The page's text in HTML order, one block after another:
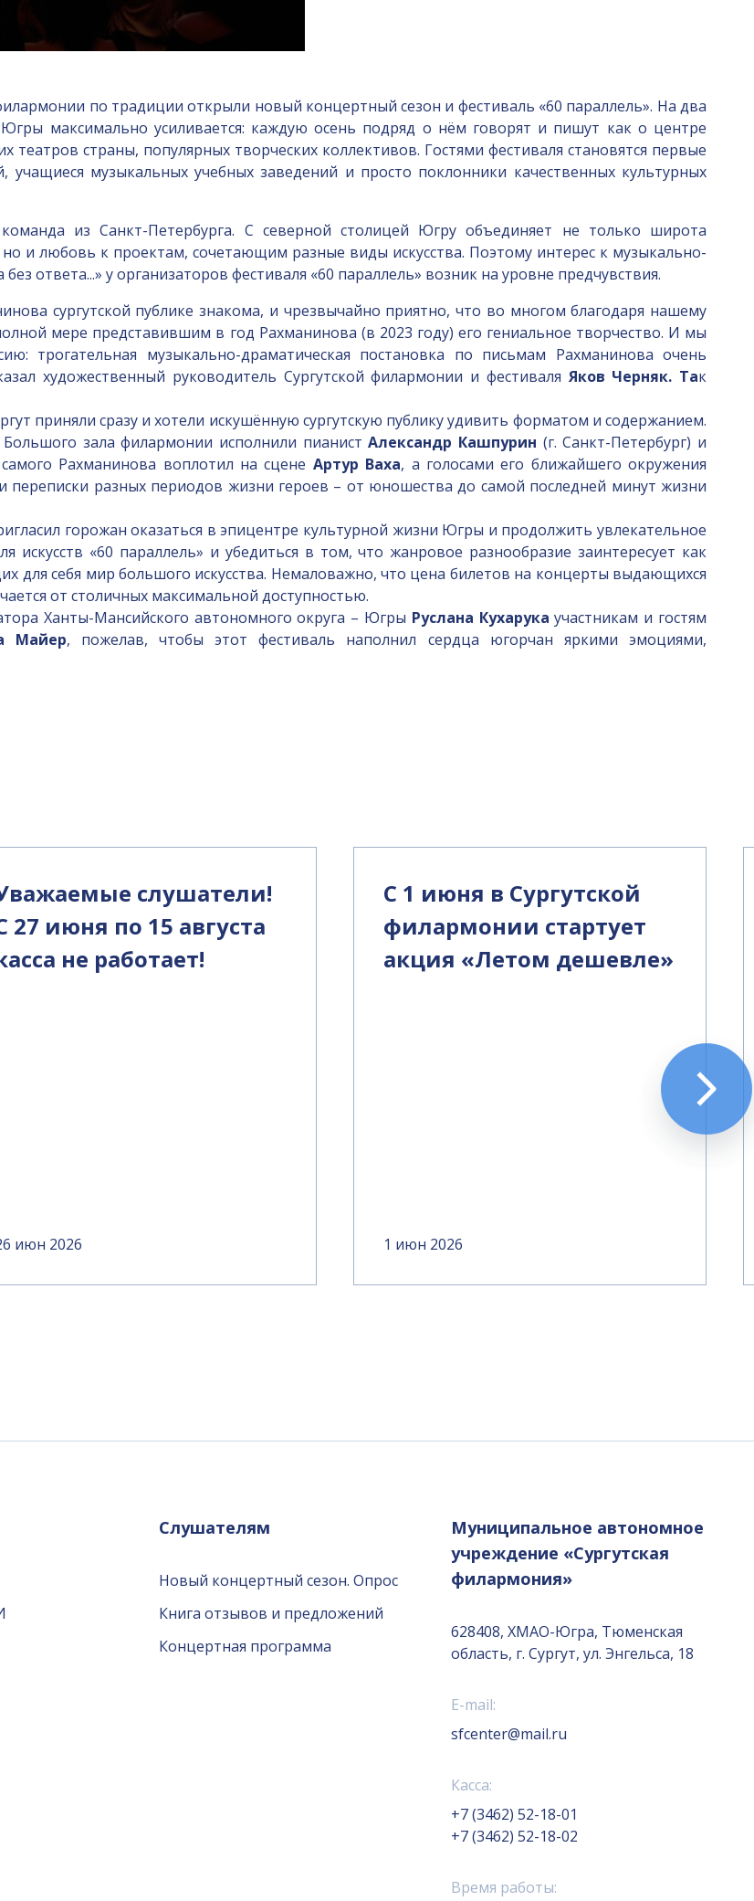
по традиции открыли новый концертный сезон и фестиваль «60 параллель». На два
Югры максимально усиливается: каждую осень подряд о нём говорят и пишут как о центре
страны, популярных творческих коллективов. Гостями фестиваля становятся первые
музыкальных учебных заведений и просто поклонники качественных культурных
из Санкт-Петербурга. С северной столицей Югру объединяет не только широта
но и любовь к проектам, сочетающим разные виды искусства. Поэтому интерес к музыкально-
ответа...» у организаторов фестиваля «60 параллель» возник на уровне предчувствия.
сургутской публике знакома, и чрезвычайно приятно, что во многом благодаря нашему
мере представившим в год Рахманинова (в 2023 году) его гениальное творчество. И мы
трогательная музыкально-драматическая постановка по письмам Рахманинова очень
художественный руководитель Сургутской филармонии и фестиваля Яков Черняк. Так
приняли сразу и хотели искушённую сургутскую публику удивить форматом и содержанием.
зала филармонии исполнили пианистАлександр Кашпурин (г. Санкт-Петербург) и
Рахманинова воплотил на сцене Артур Ваха, а голосами его ближайшего окружения
переписки разных периодов жизни героев – от юношества до самой последней минут жизни
горожан оказаться в эпицентре культурной жизни Югры и продолжить увлекательное
искусств «60 параллель» и убедиться в том, что жанровое разнообразие заинтересует как
для себя мир большого искусства. Немаловажно, что цена билетов на концерты выдающихся
от столичных максимальной доступностью.
Ханты-Мансийского автономного округа – Югры Руслана Кухарука участникам и гостям
Майер, пожелав, чтобы этот фестиваль наполнил сердца югорчан яркими эмоциями,
слушатели!
27 июня по 15 августа
не работает!
июн 2026
С 1 июня в Сургутской
филармонии стартует
акция «Летом дешевле»
1 июн 2026
Слушателям
Новый концертный сезон. Опрос
Книга отзывов и предложений
Концертная программа
Муниципальное автономное
учреждение «Сургутская
филармония»
628408, ХМАО-Югра, Тюменская
область, г. Сургут, ул. Энгельса, 18
E-mail:
sfcenter@mail.ru
Касса:
+7 (3462) 52-18-01
+7 (3462) 52-18-02
Время работы: